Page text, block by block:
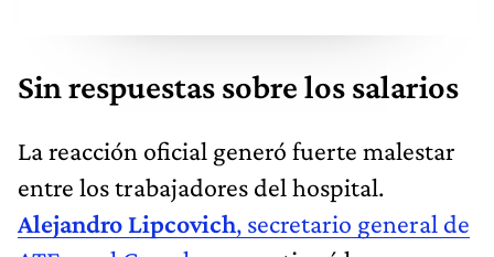
Sin respuestas sobre los salarios
La reacción oficial generó fuerte malestar
entre los trabajadores del hospital.
Alejandro Lipcovich, secretario general de